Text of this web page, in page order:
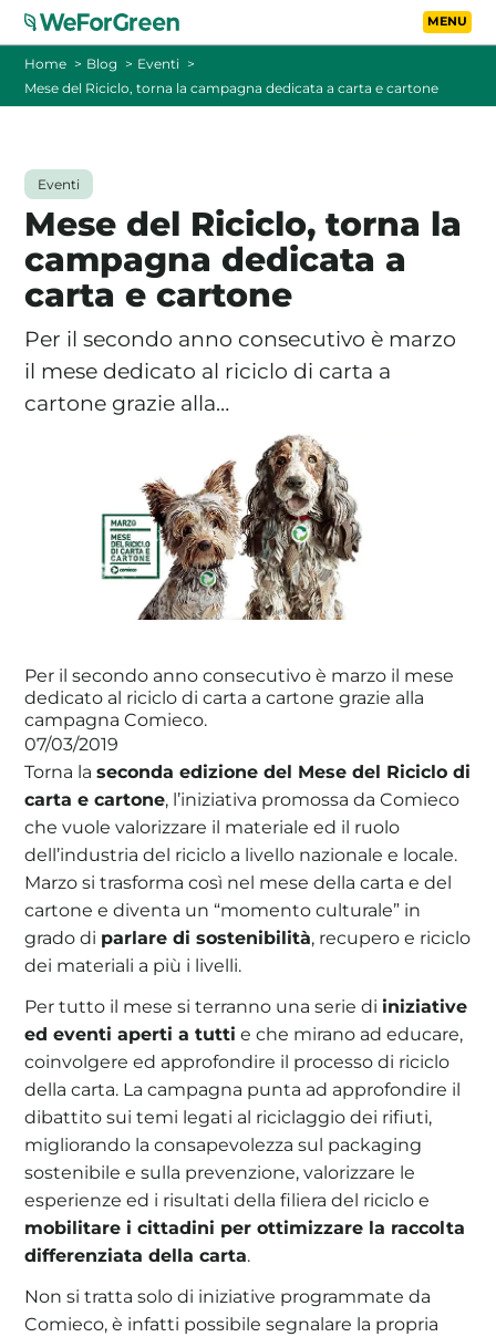
Vai al contenuto
La tua cooperativa energetica sostenibile
TARIFFE
FOTOVOLTAICO A DISTANZA
FAQ
CONTATTI
PASSA A WEFORGREEN
Home Blog
Eventi
Mese del Riciclo, torna la campagna dedicata a carta e cartone
Eventi
Mese del Riciclo, torna la
campagna dedicata a
carta e cartone
Per il secondo anno consecutivo è marzo
il mese dedicato al riciclo di carta a
cartone grazie alla…
Per il secondo anno consecutivo è marzo il mese
dedicato al riciclo di carta a cartone grazie alla
campagna Comieco.
07/03/2019
Torna laseconda edizione del Mese del Riciclo di
carta e cartone, l’iniziativa promossa da Comieco
che vuole valorizzare il materiale ed il ruolo
dell’industria del riciclo a livello nazionale e locale.
Marzo si trasforma così nel mese della carta e del
cartone e diventa un “momento culturale” in
grado di parlare di sostenibilità, recupero e riciclo
dei materiali a più i livelli.
Per tutto il mese si terranno una serie di iniziative
ed eventi aperti a tutti e che mirano ad educare,
coinvolgere ed approfondire il processo di riciclo
della carta. La campagna punta ad approfondire il
dibattito sui temi legati al riciclaggio dei rifiuti,
migliorando la consapevolezza sul packaging
sostenibile e sulla prevenzione, valorizzare le
esperienze ed i risultati della filiera del riciclo e
mobilitare i cittadini per ottimizzare la raccolta
differenziata della carta.
Non si tratta solo di iniziative programmate da
Comieco, è infatti possibile segnalare la propria